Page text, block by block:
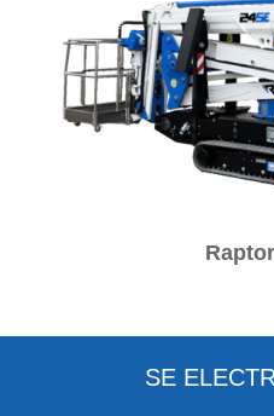
SE